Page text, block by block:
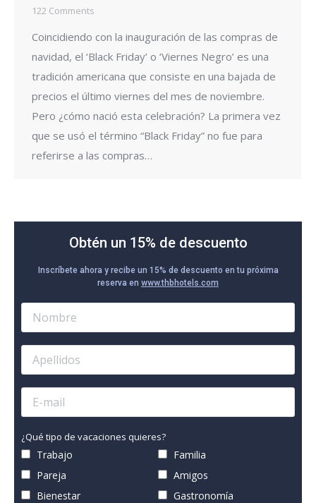
122 Comments
Coincidiendo con la inauguración de las compras de
navidad, el ‘Black Friday’ o ‘Viernes Negro’ es una
tradición americana que consiste en una bajada de
precios el último viernes del mes de noviembre.
Pero ¿cómo nació esta celebración? La primera vez
que se usó el término “Black Friday” no fue para
referirse a las compras…
Obtén un 15% de descuento
Inscríbete ahora y recibe un 15% de descuento en tu próxima
reserva en www.thbhotels.com
¿Qué tipo de vacaciones quieres?
Trabajo
Familia
Pareja
Amigos
Bienestar
Gastronomía